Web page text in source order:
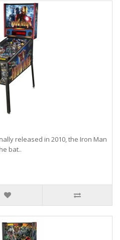
released in 2010, the Iron Man
bat..